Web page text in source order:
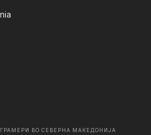
ВО СЕВЕРНА МАКЕДОНИЈА